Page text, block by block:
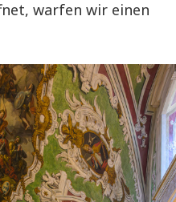
warfen wir einen